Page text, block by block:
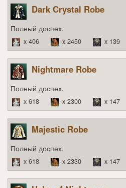
Dark Crystal Robe
Полный доспех.
x 406 x 2450 x 139
Nightmare Robe
Полный доспех.
x 618 x 2300 x 147
Majestic Robe
Полный доспех.
x 618 x 2330 x 147